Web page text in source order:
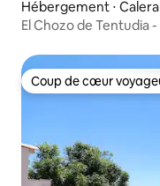
Hébergement ⋅
El Chozo de Tentudia
Coup de cœur
Coup de cœur